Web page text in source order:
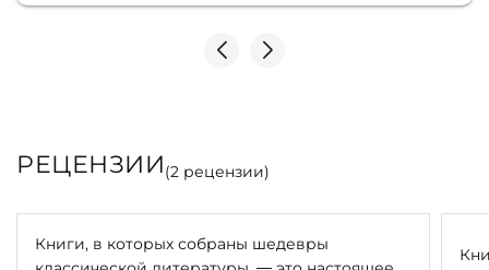
РЕЦЕНЗИИ(2 рецензии)
Книги, в которых собраны шедевры